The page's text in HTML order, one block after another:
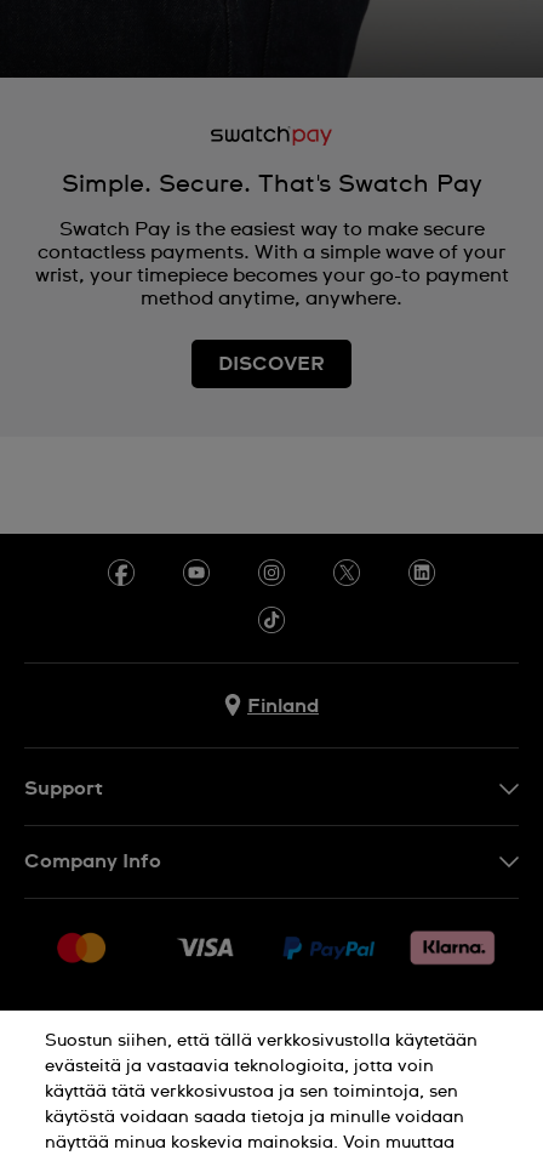
Simple. Secure. That's Swatch Pay
Swatch Pay is the easiest way to make secure
contactless payments. With a simple wave of your
wrist, your timepiece becomes your go-to payment
method anytime, anywhere.
DISCOVER
Finland
Support
Palautukset
Myyntiehdot
Withdraw from contract
Company Info
Jobs
Privacy Policy Cookie Notice
Suostun siihen, että tällä verkkosivustolla käytetään
evästeitä ja vastaavia teknologioita, jotta voin
käyttää tätä verkkosivustoa ja sen toimintoja, sen
käytöstä voidaan saada tietoja ja minulle voidaan
näyttää minua koskevia mainoksia. Voin muuttaa